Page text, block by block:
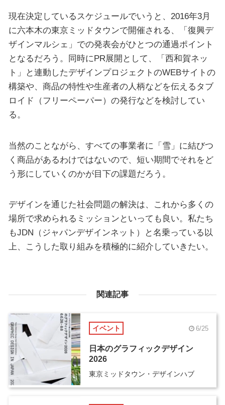
現在決定しているスケジュールでいうと、2016年3月
に六本木の東京ミッドタウンで開催される、「復興デ
ザインマルシェ」での発表会がひとつの通過ポイント
となるだろう。同時にPR展開として、「西和賀ネッ
ト」と連動したデザインプロジェクトのWEBサイトの
構築や、商品の特性や生産者の人柄などを伝えるタブ
ロイド（フリーペーパー）の発行などを検討してい
る。
当然のことながら、すべての事業者に「雪」に結びつ
く商品があるわけではないので、短い期間でそれをど
う形にしていくのかが目下の課題だろう。
デザインを通じた社会問題の解決は、これから多くの
場所で求められるミッションといっても良い。私たち
もJDN（ジャパンデザインネット）と名乗っている以
上、こうした取り組みを積極的に紹介していきたい。
関連記事
イベント 6/25
日本のグラフィックデザイン
2026
東京ミッドタウン・デザインハブ